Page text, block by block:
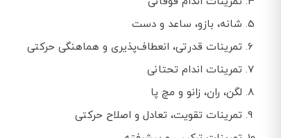
شانه، بازو، ساعد و دست
تمرینات قدرتی، انعطاف‌پذیری و هماهنگی حرکتی
تمرینات اندام تحتانی
لگن، ران، زانو و مچ پا
تمرینات تقویت، تعادل و اصلاح حرکتی